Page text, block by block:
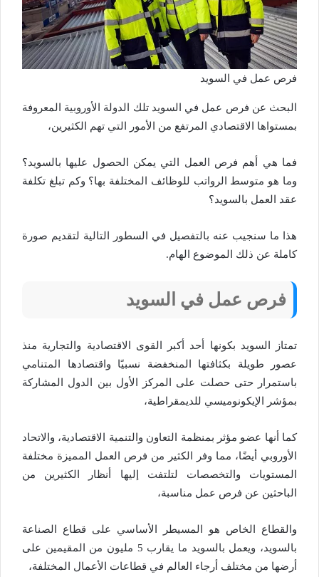
فرص عمل في السويد
البحث عن فرص عمل في السويد تلك الدولة الأوروبية المعروفة
بمستواها الاقتصادي المرتفع من الأمور التي تهم الكثيرين،
فما هي أهم فرص العمل التي يمكن الحصول عليها بالسويد؟
وما هو متوسط الرواتب للوظائف المختلفة بها؟ وكم تبلغ تكلفة
عقد العمل بالسويد؟
هذا ما سنجيب عنه بالتفصيل في السطور التالية لتقديم صورة
كاملة عن ذلك الموضوع الهام.
فرص عمل في السويد
تمتاز السويد بكونها أحد أكبر القوى الاقتصادية والتجارية منذ
عصور طويلة بكثافتها المنخفضة نسبيًا واقتصادها المتنامي
باستمرار حتى حصلت على المركز الأول بين الدول المشاركة
بمؤشر الإيكونوميسي للديمقراطية،
كما أنها عضو مؤثر بمنظمة التعاون والتنمية الاقتصادية، والاتحاد
الأوروبي أيضًا، مما وفر الكثير من فرص العمل المميزة مختلفة
المستويات والتخصصات لتلتفت إليها أنظار الكثيرين من
الباحثين عن فرص عمل مناسبة،
والقطاع الخاص هو المسيطر الأساسي على قطاع الصناعة
بالسويد، ويعمل بالسويد ما يقارب 5 مليون من المقيمين على
أرضها من مختلف أرجاء العالم في قطاعات الأعمال المختلفة،